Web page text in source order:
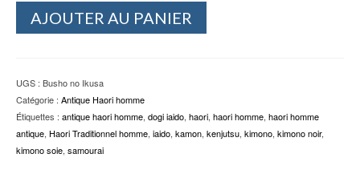
quantité
homme
en
Soie
Busho
AJOUTER AU PANIER
UGS : Busho no Ikusa
Catégorie : Antique Haori homme
Étiquettes : antique haori homme, dogi iaido, haori, haori homme, haori homme
antique, Haori Traditionnel homme, iaido, kamon, kenjutsu, kimono, kimono noir,
kimono soie, samourai